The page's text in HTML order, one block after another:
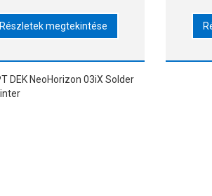
Részletek megtekintése